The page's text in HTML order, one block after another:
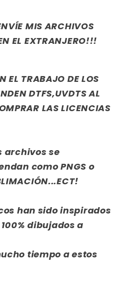
MIS ARCHIVOS
EL EXTRANJERO!!!
EL TRABAJO DE LOS
DTFS,UVDTS AL
LAS LICENCIAS
archivos se
como PNGS o
han sido inspirados
dibujados a
tiempo a estos